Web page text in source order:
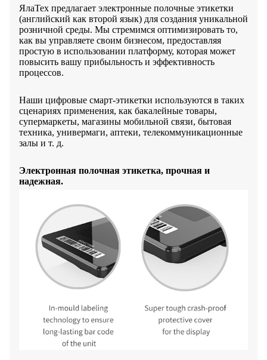
ЯлаТех предлагает электронные полочные этикетки
(английский как второй язык) для создания уникальной
розничной среды. Мы стремимся оптимизировать то,
как вы управляете своим бизнесом, предоставляя
простую в использовании платформу, которая может
повысить вашу прибыльность и эффективность
процессов.
Наши цифровые смарт-этикетки используются в таких
сценариях применения, как бакалейные товары,
супермаркеты, магазины мобильной связи, бытовая
техника, универмаги, аптеки, телекоммуникационные
залы и т. д.
Электронная полочная этикетка, прочная и
надежная.